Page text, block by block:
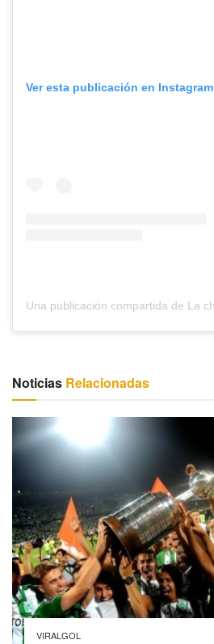
Ver esta publicación en Instagram
Noticias Relacionadas
VIRALGOL